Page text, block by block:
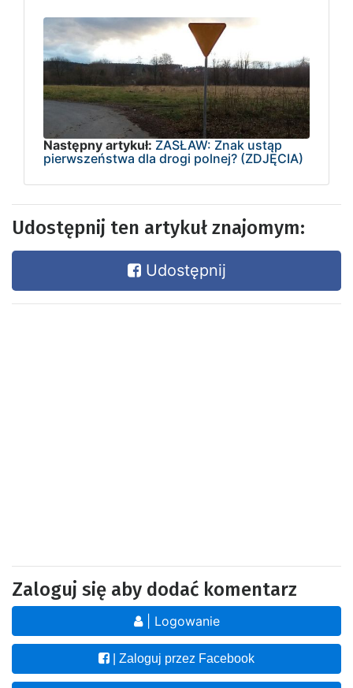
Następny artykuł: ZASŁAW: Znak ustąp
pierwszeństwa dla drogi polnej? (ZDJĘCIA)
Udostępnij ten artykuł znajomym:
Udostępnij
Zaloguj się aby dodać komentarz
| Logowanie
| Zaloguj przez Facebook